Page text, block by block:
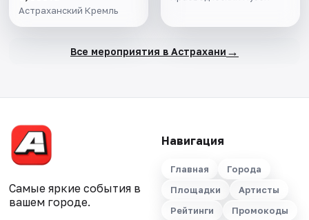
Астраханский Кремль
Все мероприятия в Астрахани →
Самые яркие события в
вашем городе.
Навигация
Главная
Города
Площадки
Артисты
Рейтинги
Промокоды